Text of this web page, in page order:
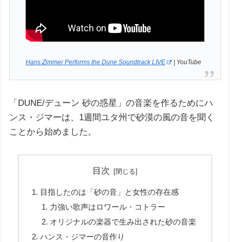
Hans Zimmer Performs the Dune Soundtrack LIVE | YouTube
「DUNE/デューン 砂の惑星」の音楽を作るためにハ
ンス・ジマーは、1週間ユタ州で砂漠の風の音を聞く
ことから始めました。
目次
目指したのは「砂の音」と女性の存在感
力強い歌声はロワール・コトラー
オリジナルの楽器で生み出された砂の音楽
ハンス・ジマーの音作り